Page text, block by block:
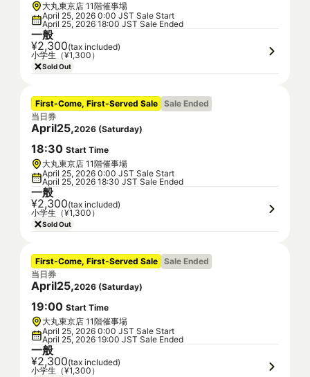
大丸東京店 11階催事場
April 25, 2026 0:00 JST Sale Start
April 25, 2026 18:00 JST Sale Ended
一般
¥2,300(tax included)
小学生（¥1,300）
Sold Out
First-Come, First-Served Sale Sale Ended
当日券
April25,2026 (Saturday)
18:30 Start Time
大丸東京店 11階催事場
April 25, 2026 0:00 JST Sale Start
April 25, 2026 18:30 JST Sale Ended
一般
¥2,300(tax included)
小学生（¥1,300）
Sold Out
First-Come, First-Served Sale Sale Ended
当日券
April25,2026 (Saturday)
19:00 Start Time
大丸東京店 11階催事場
April 25, 2026 0:00 JST Sale Start
April 25, 2026 19:00 JST Sale Ended
一般
¥2,300(tax included)
小学生（¥1,300）